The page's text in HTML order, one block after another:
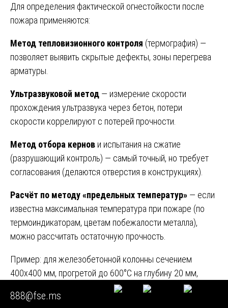
Для определения фактической огнестойкости после
пожара применяются:
Метод тепловизионного контроля (термография) —
позволяет выявить скрытые дефекты, зоны перегрева
арматуры.
Ультразвуковой метод — измерение скорости
прохождения ультразвука через бетон, потери
скорости коррелируют с потерей прочности.
Метод отбора кернов и испытания на сжатие
(разрушающий контроль) — самый точный, но требует
согласования (делаются отверстия в конструкциях).
Расчёт по методу «предельных температур» — если
известна максимальная температура при пожаре (по
термоиндикаторам, цветам побежалости металла),
можно рассчитать остаточную прочность.
Пример: для железобетонной колонны сечением
400х400 мм, прогретой до 600°C на глубину 20 мм,
потеря прочности составляет около 30%. Если
армирование 4 стержнями Ø20, то потеря несущей
888@fse.ms